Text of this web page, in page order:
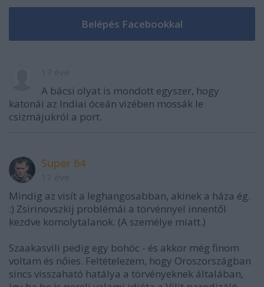
A bácsi olyat is mondott egyszer, hogy
katonái az Indiai óceán vizében mossák le
csizmájukról a port.
Super 64
Mindig az visít a leghangosabban, akinek a háza ég.
:) Zsirinovszkij problémái a törvénnyel innentől
kezdve komolytalanok. (A személye miatt.)
Szaakasvili pedig egy bohóc - és akkor még finom
voltam és nőies. Feltételezem, hogy Oroszországban
sincs visszaható hatálya a törvényeknek általában,